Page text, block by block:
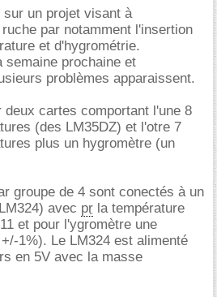
un projet visant à
par notamment l'insertion
et d'hygrométrie.
semaine prochaine et
problèmes apparaissent.
cartes comportant l'une 8
(des LM35DZ) et l'otre 7
plus un hygromètre (un
groupe de 4 sont conectés à un
avec pr la température
et pour l'ygromètre une
1%). Le LM324 est alimenté
en 5V avec la masse